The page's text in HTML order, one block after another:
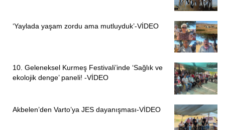
‘Yaylada yaşam zordu ama mutluyduk’-VİDEO
10. Geleneksel Kurmeş Festivali’inde ‘Sağlık ve
ekolojik denge’ paneli! -VİDEO
Akbelen’den Varto’ya JES dayanışması-VİDEO